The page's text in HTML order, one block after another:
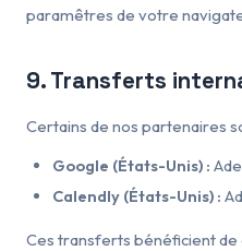
paramêtres de votre
9. Transferts
Certains de nos partenaires
Google (États-Unis) :
Calendly (États-Unis) :
Ces transferts bénéficient